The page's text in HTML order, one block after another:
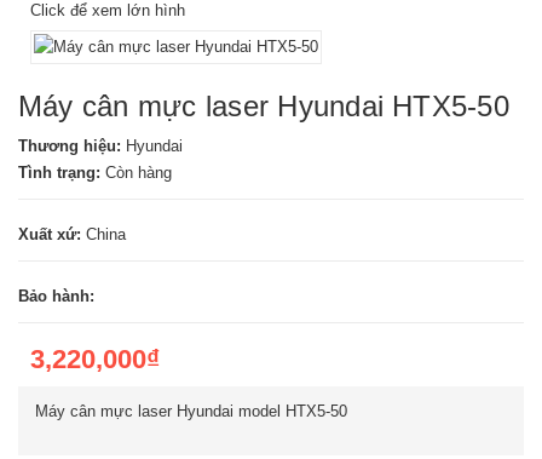
Click để xem lớn hình
Máy cân mực laser Hyundai HTX5-50
Thương hiệu: Hyundai
Tình trạng: Còn hàng
Xuất xứ: China
Bảo hành:
3,220,000₫
Máy cân mực laser Hyundai model HTX5-50